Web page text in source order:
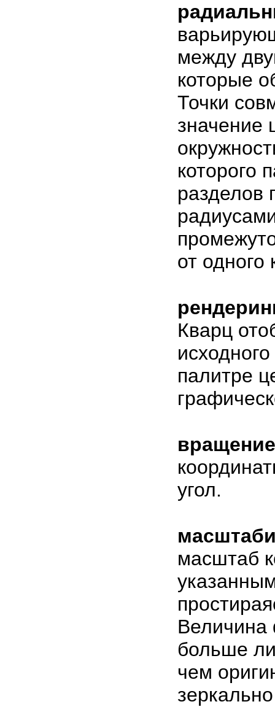
между
которые
Точки
значение
которого
разделов
от одного
Кварц
палитре
вращение
угол.
масштаб
Величина
больше
чем